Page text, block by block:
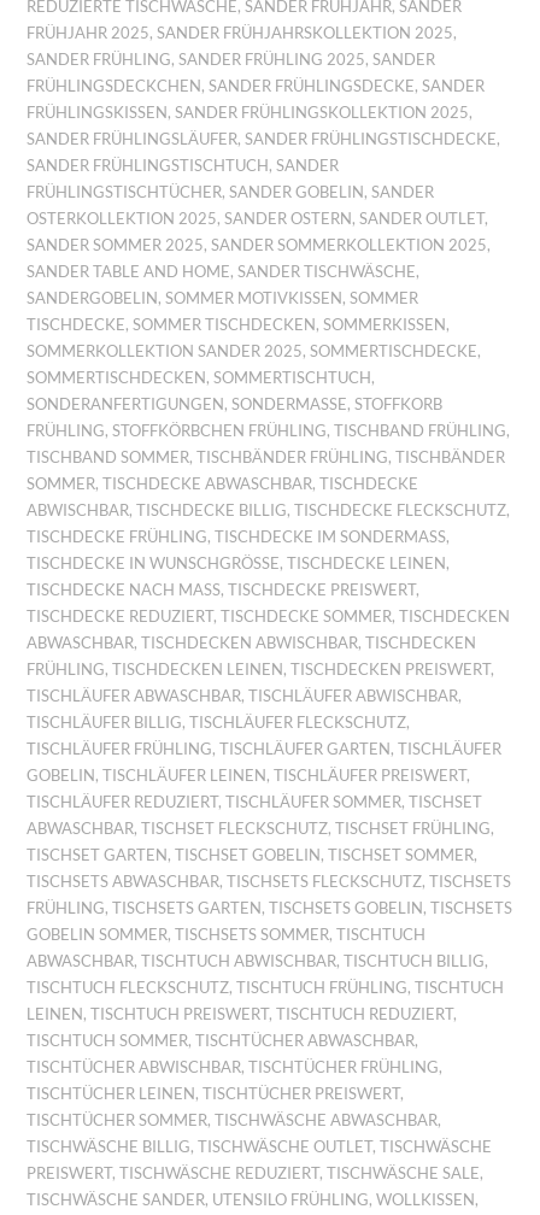
REDUZIERTE TISCHWÄSCHE,SANDER FRÜHJAHR,SANDER
FRÜHJAHR 2025,SANDER FRÜHJAHRSKOLLEKTION 2025,
SANDER FRÜHLING,SANDER FRÜHLING 2025,SANDER
FRÜHLINGSDECKCHEN ,SANDER FRÜHLINGSDECKE,SANDER
FRÜHLINGSKISSEN ,SANDER FRÜHLINGSKOLLEKTION 2025,
SANDER FRÜHLINGSLÄUFER,SANDER FRÜHLINGSTISCHDECKE,
SANDER FRÜHLINGSTISCHTUCH ,SANDER
FRÜHLINGSTISCHTÜCHER,SANDER GOBELIN ,SANDER
OSTERKOLLEKTION 2025,SANDER OSTERN ,SANDER OUTLET,
SANDER SOMMER 2025,SANDER SOMMERKOLLEKTION 2025,
SANDER TABLE AND HOME,SANDER TISCHWÄSCHE,
SANDERGOBELIN ,SOMMER MOTIVKISSEN ,SOMMER
TISCHDECKE,SOMMER TISCHDECKEN ,SOMMERKISSEN ,
SOMMERKOLLEKTION SANDER 2025,SOMMERTISCHDECKE,
SOMMERTISCHDECKEN ,SOMMERTISCHTUCH ,
SONDERANFERTIGUNGEN ,SONDERMASSE ,STOFFKORB
FRÜHLING,STOFFKÖRBCHEN FRÜHLING,TISCHBAND FRÜHLING,
TISCHBAND SOMMER,TISCHBÄNDER FRÜHLING,TISCHBÄNDER
SOMMER,TISCHDECKE ABWASCHBAR,TISCHDECKE
ABWISCHBAR,TISCHDECKE BILLIG,TISCHDECKE FLECKSCHUTZ,
TISCHDECKE FRÜHLING,TISCHDECKE IM SONDERMASS ,
TISCHDECKE IN WUNSCHGRÖSSE ,TISCHDECKE LEINEN ,
TISCHDECKE NACH MASS ,TISCHDECKE PREISWERT,
TISCHDECKE REDUZIERT,TISCHDECKE SOMMER,TISCHDECKEN
ABWASCHBAR,TISCHDECKEN ABWISCHBAR,TISCHDECKEN
FRÜHLING,TISCHDECKEN LEINEN ,TISCHDECKEN PREISWERT,
TISCHLÄUFER ABWASCHBAR,TISCHLÄUFER ABWISCHBAR,
TISCHLÄUFER BILLIG,TISCHLÄUFER FLECKSCHUTZ,
TISCHLÄUFER FRÜHLING,TISCHLÄUFER GARTEN ,TISCHLÄUFER
GOBELIN ,TISCHLÄUFER LEINEN ,TISCHLÄUFER PREISWERT,
TISCHLÄUFER REDUZIERT,TISCHLÄUFER SOMMER,TISCHSET
ABWASCHBAR,TISCHSET FLECKSCHUTZ,TISCHSET FRÜHLING,
TISCHSET GARTEN ,TISCHSET GOBELIN ,TISCHSET SOMMER,
TISCHSETS ABWASCHBAR,TISCHSETS FLECKSCHUTZ,TISCHSETS
FRÜHLING,TISCHSETS GARTEN ,TISCHSETS GOBELIN ,TISCHSETS
GOBELIN SOMMER,TISCHSETS SOMMER,TISCHTUCH
ABWASCHBAR,TISCHTUCH ABWISCHBAR,TISCHTUCH BILLIG,
TISCHTUCH FLECKSCHUTZ,TISCHTUCH FRÜHLING,TISCHTUCH
LEINEN ,TISCHTUCH PREISWERT,TISCHTUCH REDUZIERT,
TISCHTUCH SOMMER,TISCHTÜCHER ABWASCHBAR,
TISCHTÜCHER ABWISCHBAR,TISCHTÜCHER FRÜHLING,
TISCHTÜCHER LEINEN ,TISCHTÜCHER PREISWERT,
TISCHTÜCHER SOMMER,TISCHWÄSCHE ABWASCHBAR,
TISCHWÄSCHE BILLIG,TISCHWÄSCHE OUTLET,TISCHWÄSCHE
PREISWERT,TISCHWÄSCHE REDUZIERT,TISCHWÄSCHE SALE,
TISCHWÄSCHE SANDER, UTENSILO FRÜHLING,WOLLKISSEN ,